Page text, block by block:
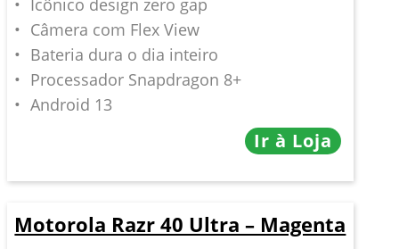
Icônico design zero gap
Câmera com Flex View
Bateria dura o dia inteiro
Processador Snapdragon 8+
Android 13
Ir à Loja
Motorola Razr 40 Ultra – Magenta